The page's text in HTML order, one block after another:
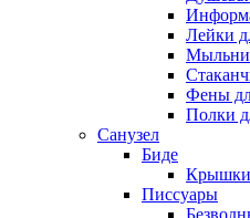
Лейки
Фены
Полки
Санузел
Биде
Крышки
Писсуары